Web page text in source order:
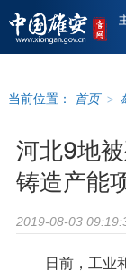
当前位置： 首页 >
河北9地
铸造产能
2019-08-03
日前，工业和